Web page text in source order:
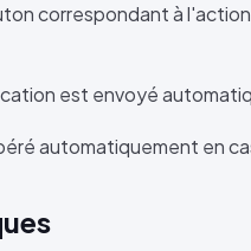
correspondant à
est envoyé
automatiquement en